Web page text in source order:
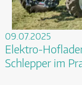
09.07.2025
Elektro-
Schlepper im